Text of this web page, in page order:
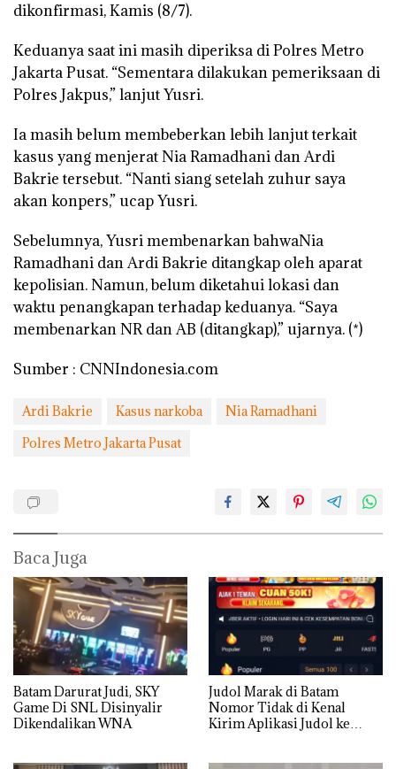
dikonfirmasi, Kamis (8/7).
Keduanya saat ini masih diperiksa di Polres Metro
Jakarta Pusat. “Sementara dilakukan pemeriksaan di
Polres Jakpus,” lanjut Yusri.
Ia masih belum membeberkan lebih lanjut terkait
kasus yang menjerat Nia Ramadhani dan Ardi
Bakrie tersebut. “Nanti siang setelah zuhur saya
akan konpers,” ucap Yusri.
Sebelumnya, Yusri membenarkan bahwaNia
Ramadhani dan Ardi Bakrie ditangkap oleh aparat
kepolisian. Namun, belum diketahui lokasi dan
waktu penangkapan terhadap keduanya. “Saya
membenarkan NR dan AB (ditangkap),” ujarnya. (*)
Sumber : CNNIndonesia.com
Ardi Bakrie Kasus narkoba
Nia Ramadhani
Polres Metro Jakarta Pusat
Baca Juga
Batam Darurat Judi, SKY
Game Di SNL Disinyalir
Dikendalikan WNA
Judol Marak di Batam
Nomor Tidak di Kenal
Kirim Aplikasi Judol ke